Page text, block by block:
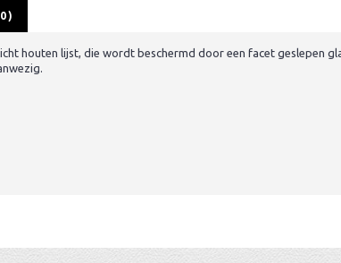
houten lijst, die wordt beschermd door een facet geslepen